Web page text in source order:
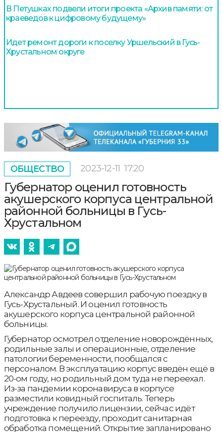
В Петушках подвели итоги проекта «Архив памяти: от
краеведов к цифровому будущему»
Идет ремонт дороги к поселку Уршельский в Гусь-
Хрустальном округе
ОБЩЕСТВО 2023-12-11 17:20
Губернатор оценил готовность
акушерского корпуса центральной
районной больницы в Гусь-
Хрустальном
Александр Авдеев совершил рабочую поездку в
Гусь-Хрустальный. И оценил готовность
акушерского корпуса центральной районной
больницы.
Губернатор осмотрел отделение новорождённых,
родильные залы и операционные, отделение
патологии беременности, пообщался с
персоналом. В эксплуатацию корпус введён ещё в
20-ом году, но родильный дом туда не переехал.
Из-за пандемии коронавируса в корпусе
разместили ковидный госпиталь. Теперь
учреждение получило лицензии, сейчас идёт
подготовка к переезду, проходит санитарная
обработка помещений. Открытие запланировано